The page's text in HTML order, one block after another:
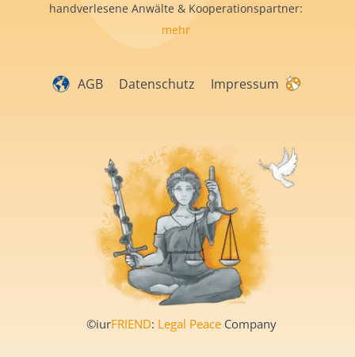
handverlesene Anwälte & Kooperationspartner:
mehr
AGB Datenschutz Impressum
©iurFRIEND: Legal Peace Company